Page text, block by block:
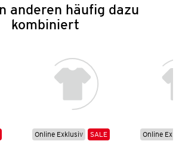
anderen häufig dazu
kombiniert
Online Exklusiv
SALE
Online